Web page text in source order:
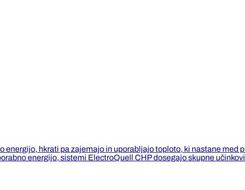
energijo, hkrati pa zajemajo in uporabljajo toploto, ki nastane
energijo, sistemi ElectroQuell CHP dosegajo skupne